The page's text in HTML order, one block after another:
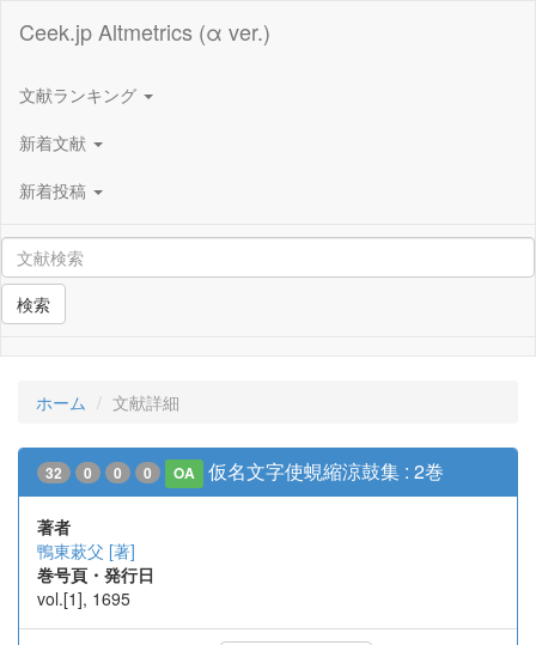
Ceek.jp Altmetrics (α ver.)
文献ランキング
新着文献
新着投稿
検索
ホーム 文献詳細
32 0 0 0 OA 仮名文字使蜆縮涼鼓集 : 2巻
著者
鴨東蔌父 [著]
巻号頁・発行日
vol.[1], 1695